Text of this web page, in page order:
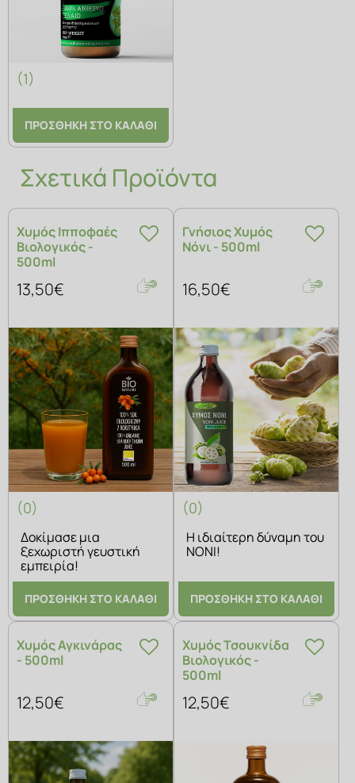
(1)
ΠΡΟΣΘΗΚΗ ΣΤΟ ΚΑΛΑΘΙ
Σχετικά Προϊόντα
Χυμός Ιπποφαές
Βιολογικός -
500ml
13,50€
(0)
Δοκίμασε μια
ξεχωριστή γευστική
εμπειρία!
ΠΡΟΣΘΗΚΗ ΣΤΟ ΚΑΛΑΘΙ
Γνήσιος Χυμός
Νόνι - 500ml
16,50€
(0)
Η ιδιαίτερη δύναμη του
ΝΟΝΙ!
ΠΡΟΣΘΗΚΗ ΣΤΟ ΚΑΛΑΘΙ
Χυμός Αγκινάρας
- 500ml
12,50€
Χυμός Τσουκνίδα
Βιολογικός -
500ml
12,50€